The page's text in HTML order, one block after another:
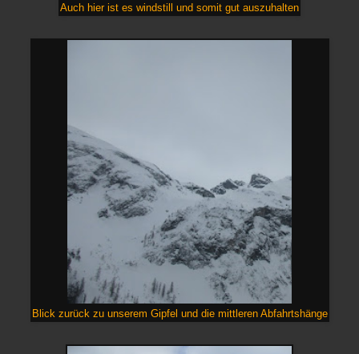
Auch hier ist es windstill und somit gut auszuhalten
Blick zurück zu unserem Gipfel und die mittleren Abfahrtshänge